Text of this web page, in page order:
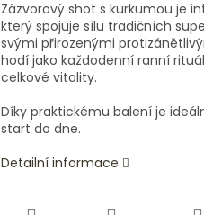
Zázvorový shot s kurkumou je
který spojuje sílu tradičních
svými přirozenými
hodí jako každodenní ranní
celkové vitality.
Díky praktickému balení je
start do dne.
Detailní informace